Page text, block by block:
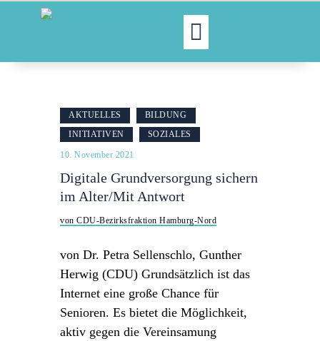
ABGEORDNETE
AKTUELLES
NORDAKTUELL
AUSSCHÜSSE
PRESSE
AKTUELLES
BILDUNG
INITIATIVEN
SOZIALES
10. November 2021
Digitale Grundversorgung sichern
im Alter/Mit Antwort
von CDU-Bezirksfraktion Hamburg-Nord
von Dr. Petra Sellenschlo, Gunther
Herwig (CDU) Grundsätzlich ist das
Internet eine große Chance für
Senioren. Es bietet die Möglichkeit,
aktiv gegen die Vereinsamung